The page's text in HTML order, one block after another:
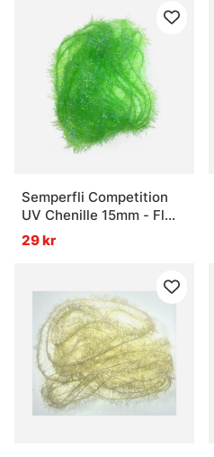
Semperfli Competition
UV Chenille 15mm - Fl
Nuclear Green
29 kr